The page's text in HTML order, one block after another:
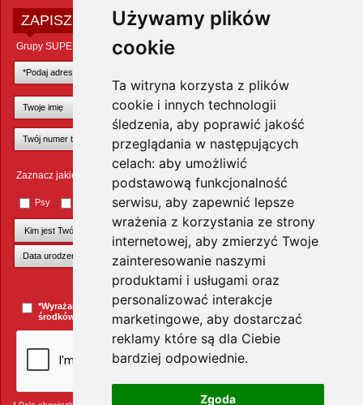
Używamy plików
cookie
Ta witryna korzysta z plików
cookie i innych technologii
śledzenia, aby poprawić jakość
przeglądania w następujących
celach: aby umożliwić
podstawową funkcjonalność
serwisu, aby zapewnić lepsze
wrażenia z korzystania ze strony
internetowej, aby zmierzyć Twoje
zainteresowanie naszymi
produktami i usługami oraz
personalizować interakcje
marketingowe, aby dostarczać
reklamy które są dla Ciebie
bardziej odpowiednie.
Zgoda
ZAPISZ SIĘ DO NEWSLETTERA
Grupy SUPER ZOO POLAND Sp. z o.o.
Zaznacz jakie zwierzęta Cię interesują
Psy Małe ssaki Ptaki Inne zwierzęta
+Dodaj kolejnego pupila
*Wyrażam zgodę na przesyłanie informacji handlowych za pomocą
środków komunikacji elektronicznej. więcej »